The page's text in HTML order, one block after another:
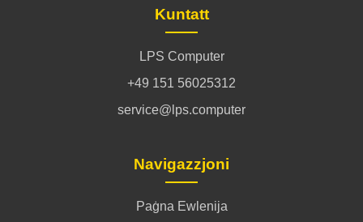
Kuntatt
LPS Computer
+49 151 56025312
service@lps.computer
Navigazzjoni
Paġna Ewlenija